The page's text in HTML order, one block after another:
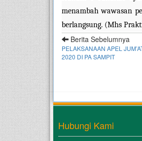
menambah wawasan
berlangsung. (Mhs
Berita Sebelumnya
PELAKSANAAN APEL
2020 DI PA SAMPIT
Hubungi Kami